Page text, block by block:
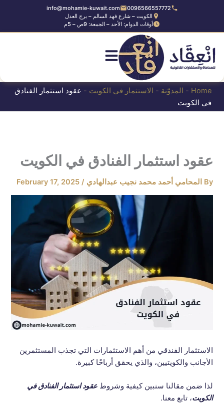
0096566557772
info@mohamie-kuwait.com
الكويت – شارع فهد السالم – برج العدل
أوقات الدوام: الأحد – الجمعة: 9ص – 5م
Home
- المدوّنة - الاستثمار في الكويت - عقود استثمار الفنادق
في الكويت
عقود استثمار الفنادق في الكويت
By المحامي أحمد محمد نجيب عبدالهادي /
February 17, 2025
الاستثمار الفندقي من أهم الاستثمارات التي تجذب المستثمرين
الأجانب والكويتيين، والذي يحقق أرباحًا كبيرة.
لذا ضمن مقالنا سنبين كيفية وشروطعقود استثمار الفنادق في
الكويت، تابع معنا.